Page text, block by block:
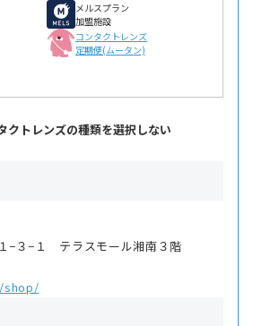
メルスプラン
加盟施設
コンタクトレンズ
定期便(ムータン)
クトレンズの種類を選択しない
−３−１ テラスモール湘南３階
shop/